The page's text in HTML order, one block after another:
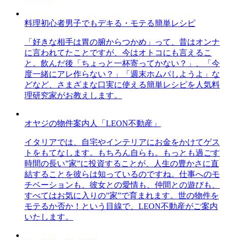
料理初心者男子でもデキる・モテる簡単レシピ
「好きな相手は胃の腑からつかめ」って、昔はオンナ
に言われてたことですが、今はオトコにも言えるこ
と。飲んだ後「ちょっと一杯寄ってかない？」、「今
度一緒にアレ作らない？」「週末ホムパしようよ」な
どなど、さまざまな口実に使える簡単レシピを人気料
理研究家がお教えします。
オヤジの物件案内人「LEON不動産」
イタリアでは、自宅やインテリアにお金をかけてゲス
トをもてなします。もちろん自らも。もっとも過ごす
時間の長い”家”に投資することが、人生の豊かさに直
結することを彼らは知っているのですね。仕事へのモ
チベーションも、彼女との愛情も、仲間との遊びも、
すべてはお気に入りの”家”で育まれます。世の物件を
モテるか否か！という目線で、LEON不動産がご案内
いたします。